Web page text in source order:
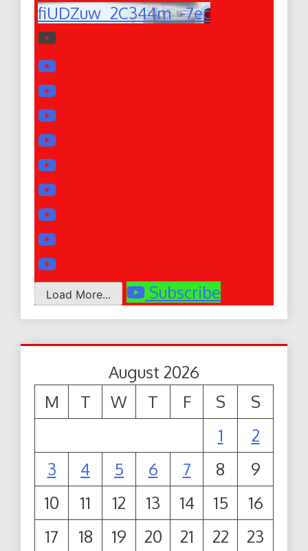
fiUDZuw_2C344m_-7ec
Load More... Subscribe
August 2026
M
T W T F S
S
1
2
3
4 5 6 7 8
9
10
11 12 13 14 15
16
17
18 19 20 21 22 23